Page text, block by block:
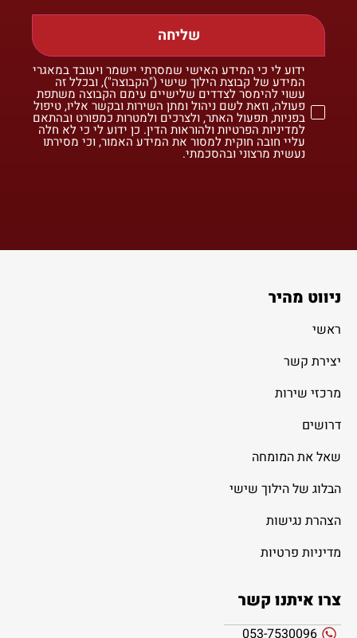
שליחה
ידוע לי כי המידע האישי שמסרתי יישמר ויעובד במאגרי
המידע של קבוצת הילוך שישי ("הקבוצה"), ובכלל זה
עשוי להימסר לצדדים שלישיים עימם הקבוצה משתפת
פעולה, וזאת לשם ניהול ומתן השירות ובקשר אליו, טיפול
בפניות, תפעול האתר, ולצרכים ולמטרות כמפורט ובהתאם
למדיניות הפרטיות ולהוראות הדין. כן ידוע לי כי לא חלה
עליי חובה חוקית למסור את המידע האמור, וכי מסירתו
נעשית מרצוני ובהסכמתי.
ניווט מהיר
ראשי
יצירת קשר
מרכזי שירות
דרושים
שאל את המומחה
הבלוג של הילוך שישי
הצהרת נגישות
מדיניות פרטיות
צרו איתנו קשר
053-7530096